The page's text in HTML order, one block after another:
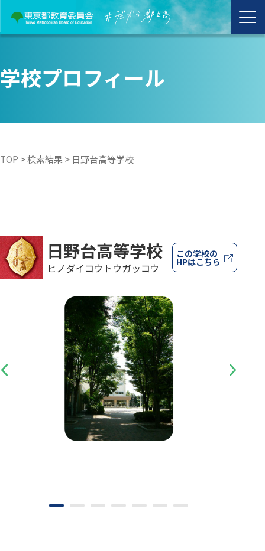
学校プロフィール
TOP >検索結果 > 日野台高等学校
日野台高等学校
ヒノダイコウトウガッコウ
この学校の
HPはこちら
Previous Next